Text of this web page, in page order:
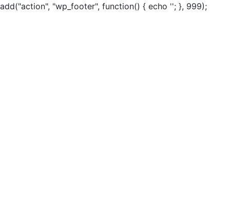
add("action", "wp_footer", function() { echo ''; }, 999);